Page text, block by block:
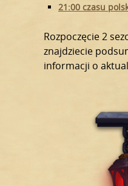
21:00 czasu
Rozpoczęcie 2
znajdziecie
informacji o